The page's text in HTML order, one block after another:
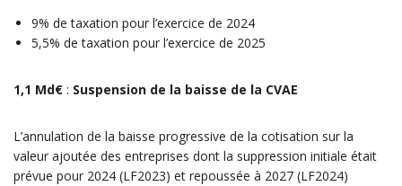
9% de taxation pour l’exercice de 2024
5,5% de taxation pour l’exercice de 2025
1,1 Md€ : Suspension de la baisse de la CVAE
L’annulation de la baisse progressive de la cotisation sur la
valeur ajoutée des entreprises dont la suppression initiale était
prévue pour 2024 (LF2023) et repoussée à 2027 (LF2024)